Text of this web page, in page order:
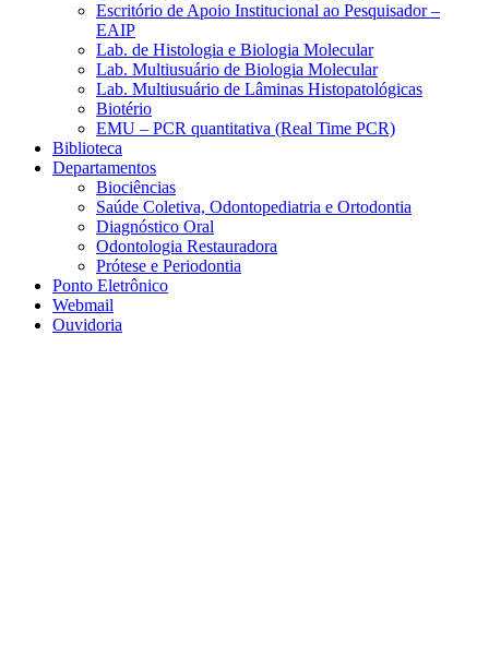
Escritório de Apoio Institucional ao Pesquisador –
EAIP
Lab. de Histologia e Biologia Molecular
Lab. Multiusuário de Biologia Molecular
Lab. Multiusuário de Lâminas Histopatológicas
Biotério
EMU – PCR quantitativa (Real Time PCR)
Biblioteca
Departamentos
Biociências
Saúde Coletiva, Odontopediatria e Ortodontia
Diagnóstico Oral
Odontologia Restauradora
Prótese e Periodontia
Ponto Eletrônico
Webmail
Ouvidoria